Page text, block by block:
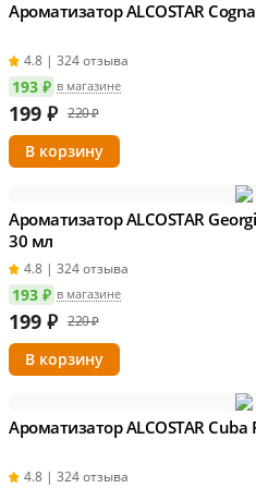
стабилизации вкуса и
Информация о технических
внешнем виде товара
данных от поставщика.
Ароматизатор ALCOSTAR
4.8 | 324 отзыва
193 ₽ в магазине
199 ₽ 220 ₽
Ароматизатор ALCOSTAR
30 мл
4.8 | 324 отзыва
193 ₽ в магазине
199 ₽ 220 ₽
Ароматизатор ALCOSTAR
4.8 | 324 отзыва